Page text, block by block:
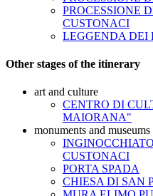
PROCESSIONE
CUSTONACI
LEGGENDA DEI
Other stages of the itinerary
art and culture
CENTRO DI
MAIORANA"
monuments and museums
CUSTONACI
PORTA SPADA
CHIESA DI SAN